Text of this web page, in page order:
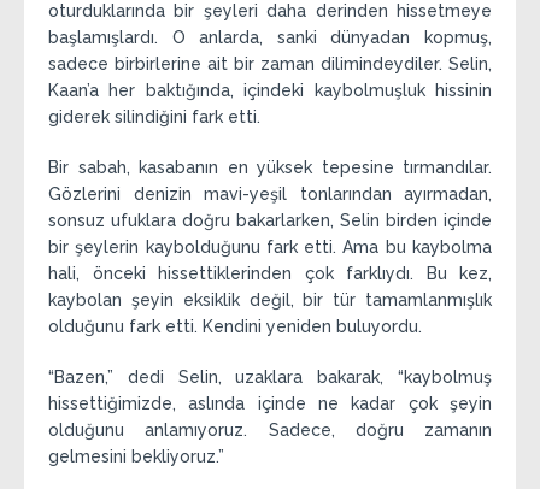
oturduklarında bir şeyleri daha derinden hissetmeye
başlamışlardı. O anlarda, sanki dünyadan kopmuş,
sadece birbirlerine ait bir zaman dilimindeydiler. Selin,
Kaan’a her baktığında, içindeki kaybolmuşluk hissinin
giderek silindiğini fark etti.
Bir sabah, kasabanın en yüksek tepesine tırmandılar.
Gözlerini denizin mavi-yeşil tonlarından ayırmadan,
sonsuz ufuklara doğru bakarlarken, Selin birden içinde
bir şeylerin kaybolduğunu fark etti. Ama bu kaybolma
hali, önceki hissettiklerinden çok farklıydı. Bu kez,
kaybolan şeyin eksiklik değil, bir tür tamamlanmışlık
olduğunu fark etti. Kendini yeniden buluyordu.
“Bazen,” dedi Selin, uzaklara bakarak, “kaybolmuş
hissettiğimizde, aslında içinde ne kadar çok şeyin
olduğunu anlamıyoruz. Sadece, doğru zamanın
gelmesini bekliyoruz.”